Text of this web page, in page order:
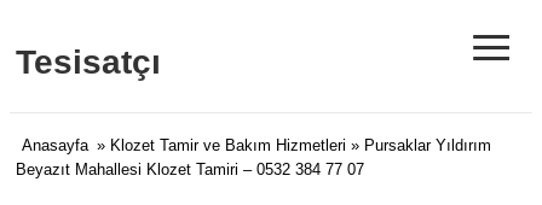
Tesisatçı ≡
Anasayfa » Klozet Tamir ve Bakım Hizmetleri » Pursaklar Yıldırım
Beyazıt Mahallesi Klozet Tamiri – 0532 384 77 07